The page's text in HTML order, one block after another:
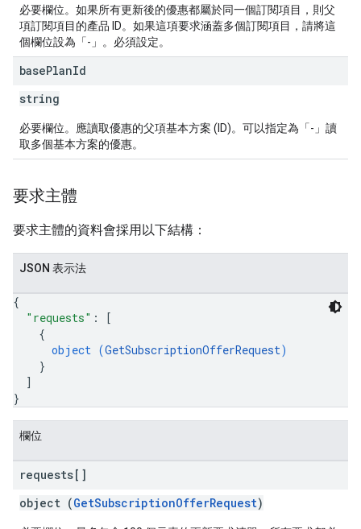
必要欄位。如果所有更新後的優惠都屬於同一個訂閱項目，則父
項訂閱項目的產品 ID。如果這項要求涵蓋多個訂閱項目，請將這
個欄位設為「-」。必須設定。
basePlanId
string
必要欄位。應讀取優惠的父項基本方案 (ID)。可以指定為「-」讀
取多個基本方案的優惠。
要求主體
要求主體的資料會採用以下結構：
JSON 表示法
{
"requests" :
[
{
object (GetSubscriptionOfferRequest)
}
]
}
欄位
requests[]
object (GetSubscriptionOfferRequest)